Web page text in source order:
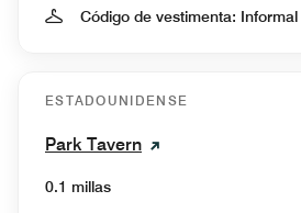
Código de vestimenta: Informal
ESTADOUNIDENSE
Park Tavern
0.1 millas